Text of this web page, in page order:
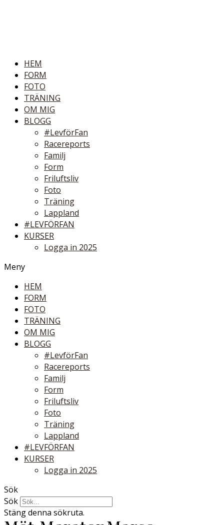
HEM
FORM
FOTO
TRÄNING
OM MIG
BLOGG
#LevförFan
Racereports
Familj
Form
Friluftsliv
Foto
Träning
Lappland
#LEVFÖRFAN
KURSER
Logga in 2025
Meny
HEM
FORM
FOTO
TRÄNING
OM MIG
BLOGG
#LevförFan
Racereports
Familj
Form
Friluftsliv
Foto
Träning
Lappland
#LEVFÖRFAN
KURSER
Logga in 2025
Sök
Sök
Stäng denna sökruta.